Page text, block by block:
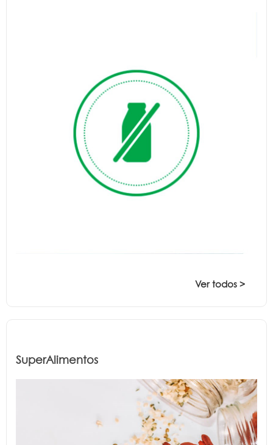
Ver todos >
SuperAlimentos